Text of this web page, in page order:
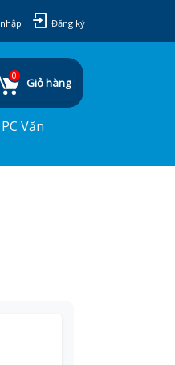
Đăng ký
0
Giỏ hàng
Văn